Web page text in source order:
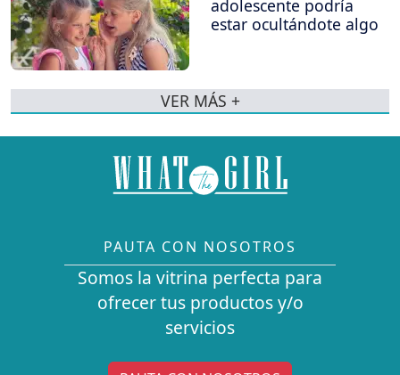
adolescente podría
estar ocultándote algo
VER MÁS +
PAUTA CON NOSOTROS
Somos la vitrina perfecta para
ofrecer tus productos y/o
servicios